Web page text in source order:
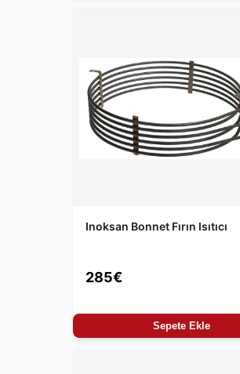
Inoksan Bonnet Fırın Isıtıcı
285€
Sepete Ekle